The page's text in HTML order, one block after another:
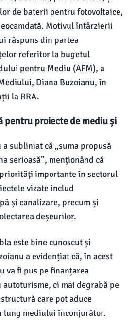
de baterii pentru fotovoltaice,
Motivul întârzierii
răspuns din partea
referitor la bugetul
pentru Mediu (AFM), a
Diana Buzoianu, în
la RRA.
pentru proiecte de mediu și
subliniat că „suma propusă
serioasă”, menționând că
importante în sectorul
vizate includ
și canalizare, precum și
deșeurilor.
este bine cunoscut și
a evidențiat că, în acest
va fi pus pe finanțarea
ci mai degrabă pe
care pot aduce
lung mediului înconjurător.